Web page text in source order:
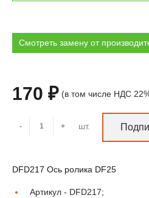
Смотреть замену от
170 ₽ (в том числе НДС
- + шт.
DFD217 Ось ролика DF25
Артикул - DFD217;